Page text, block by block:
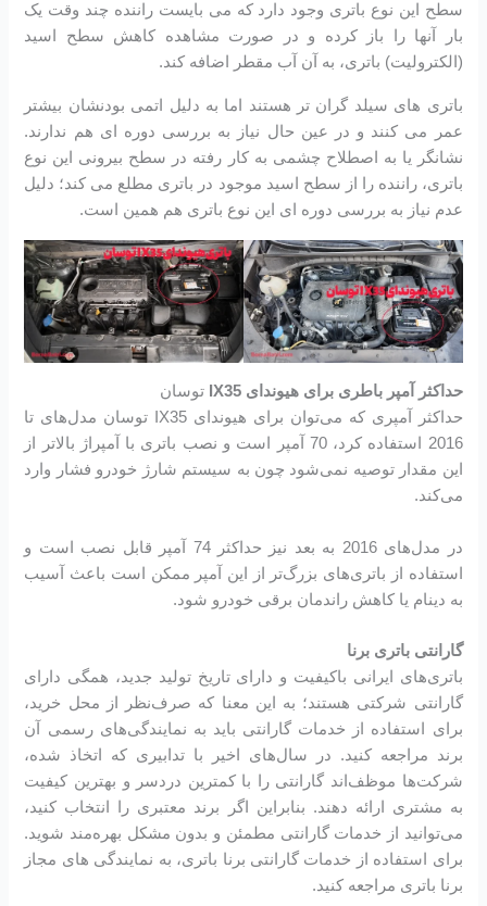
سطح این نوع باتری وجود دارد که می بایست راننده چند وقت یک
بار آنها را باز کرده و در صورت مشاهده کاهش سطح اسید
(الکترولیت) باتری، به آن آب مقطر اضافه کند.
باتری های سیلد گران تر هستند اما به دلیل اتمی بودنشان بیشتر
عمر می کنند و در عین حال نیاز به بررسی دوره ای هم ندارند.
نشانگر یا به اصطلاح چشمی به کار رفته در سطح بیرونی این نوع
باتری، راننده را از سطح اسید موجود در باتری مطلع می کند؛ دلیل
عدم نیاز به بررسی دوره ای این نوع باتری هم همین است.
حداکثر آمپر باطری برای هیوندای IX35
توسان
حداکثر آمپری که می‌توان برای هیوندای IX35 توسان مدل‌های تا
2016 استفاده کرد، 70 آمپر است و نصب باتری با آمپراژ بالاتر از
این مقدار توصیه نمی‌شود چون به سیستم شارژ خودرو فشار وارد
می‌کند.
در مدل‌های 2016 به بعد نیز حداکثر 74 آمپر قابل نصب است و
استفاده از باتری‌های بزرگ‌تر از این آمپر ممکن است باعث آسیب
به دینام یا کاهش راندمان برقی خودرو شود.
گارانتی باتری برنا
باتری‌های ایرانی باکیفیت و دارای تاریخ تولید جدید، همگی دارای
گارانتی شرکتی هستند؛ به این معنا که صرف‌نظر از محل خرید،
برای استفاده از خدمات گارانتی باید به نمایندگی‌های رسمی آن
برند مراجعه کنید. در سال‌های اخیر با تدابیری که اتخاذ شده،
شرکت‌ها موظف‌اند گارانتی را با کمترین دردسر و بهترین کیفیت
به مشتری ارائه دهند. بنابراین اگر برند معتبری را انتخاب کنید،
می‌توانید از خدمات گارانتی مطمئن و بدون مشکل بهره‌مند شوید.
برای استفاده از خدمات گارانتی برنا باتری، به نمایندگی های مجاز
برنا باتری مراجعه کنید.